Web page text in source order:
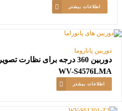
اطلاعات بیشتر
دوربین پاناروما
دوربین 360 درجه برای
WV-S4576LMA
اطلاعات بیشتر